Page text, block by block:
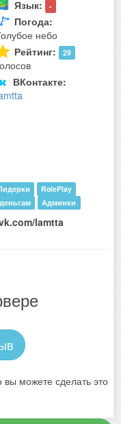
Язык: -
Погода:
небо
Рейтинг: 29
ВКонтакте:
RolePlay
Админки
lamtta
вы можете сделать это